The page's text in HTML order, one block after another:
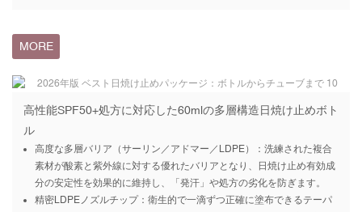
MORE
高性能SPF50+処方に対応した60mlの多層構造日焼け止めボト
ル
高度な多層バリア（サーリン／アドマー／LDPE）：洗練された複合
素材が酸素と紫外線に対する優れたバリアとなり、日焼け止め有効成
分の安定性を効果的に維持し、「発汗」や処方の劣化を防ぎます。
精密LDPEノズルチップ：衛生的で一滴ずつ正確に塗布できるテーパ